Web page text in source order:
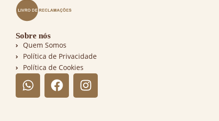
Sobre nós
Quem Somos
Política de Privacidade
Política de Cookies